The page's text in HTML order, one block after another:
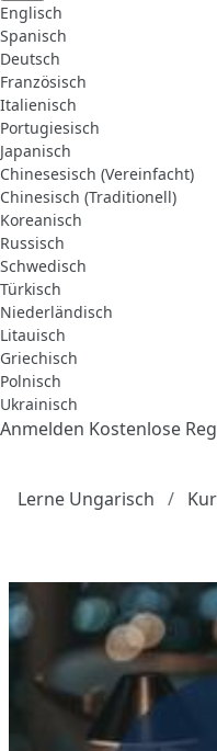
Englisch
Spanisch
Deutsch
Französisch
Italienisch
Portugiesisch
Japanisch
Chinesesisch (Vereinfacht)
Chinesisch (Traditionell)
Koreanisch
Russisch
Schwedisch
Türkisch
Niederländisch
Litauisch
Griechisch
Polnisch
Ukrainisch
Anmelden Kostenlose
Lerne Ungarisch